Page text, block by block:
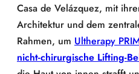
Casa de Velázquez, mit
Architektur und dem
Rahmen, um Ultherapy
nicht-chirurgische Lifting-